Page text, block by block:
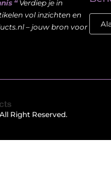
“Verdiep je in
vol inzichten en
– jouw bron voor
Right Reserved.